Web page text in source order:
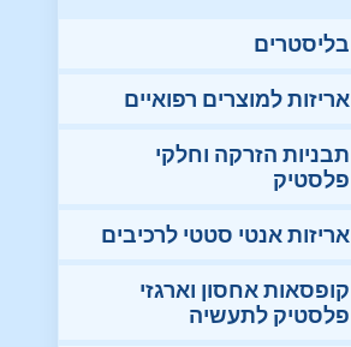
בליסטרים
אריזות למוצרים רפואיים
תבניות הזרקה וחלקי
פלסטיק
אריזות אנטי סטטי לרכיבים
קופסאות אחסון וארגזי
פלסטיק לתעשיה